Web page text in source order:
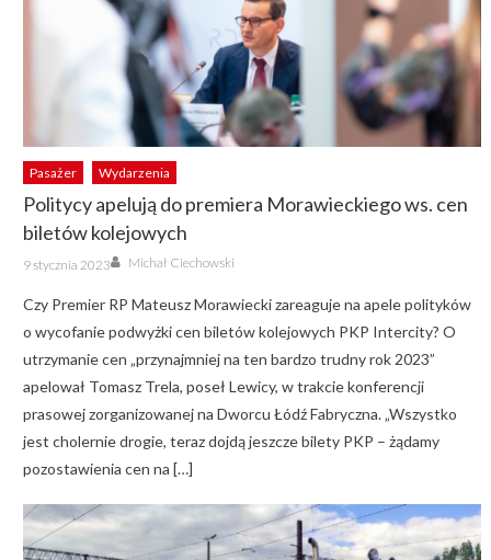
Pasażer Wydarzenia
Politycy apelują do premiera Morawieckiego ws. cen
biletów kolejowych
Posted
on
9 stycznia 2023 Author
Michał Ciechowski
Czy Premier RP Mateusz Morawiecki zareaguje na apele polityków
o wycofanie podwyżki cen biletów kolejowych PKP Intercity? O
utrzymanie cen „przynajmniej na ten bardzo trudny rok 2023”
apelował Tomasz Trela, poseł Lewicy, w trakcie konferencji
prasowej zorganizowanej na Dworcu Łódź Fabryczna. „Wszystko
jest cholernie drogie, teraz dojdą jeszcze bilety PKP – żądamy
pozostawienia cen na […]